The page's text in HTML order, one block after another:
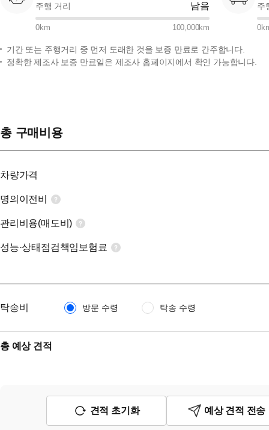
주행 거리 남음
0km 100,000km
주
0
기간 또는 주행거리 중 먼저 도래한 것을 보증 만료로 간주합니다.
정확한 제조사 보증 만료일은 제조사 홈페이지에서 확인 가능합니다.
총 구매비용
차량가격
명의이전비
관리비용(매도비)
성능·상태점검책임보험료
탁송비 방문 수령 탁송 수령
총 예상 견적
견적 초기화 예상 견적 전송